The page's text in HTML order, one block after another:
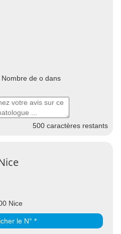
Nombre de o dans
500 caractères restants
Nice
le N° *